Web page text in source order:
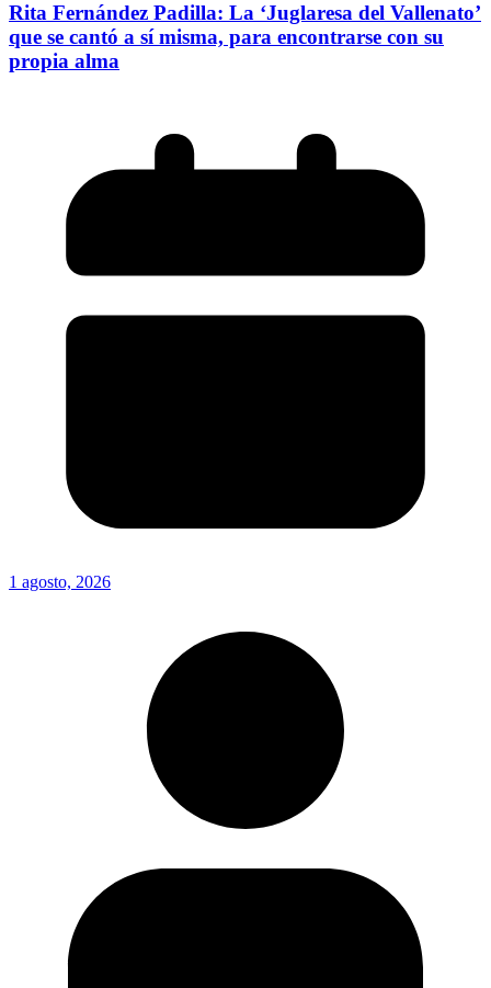
Rita Fernández Padilla: La ‘Juglaresa del Vallenato’
que se cantó a sí misma, para encontrarse con su
propia alma
1 agosto, 2026